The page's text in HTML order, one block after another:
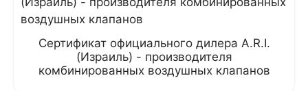
Сертификат официального дилера A.R.I.
(Израиль) - производителя
комбинированных воздушных клапанов